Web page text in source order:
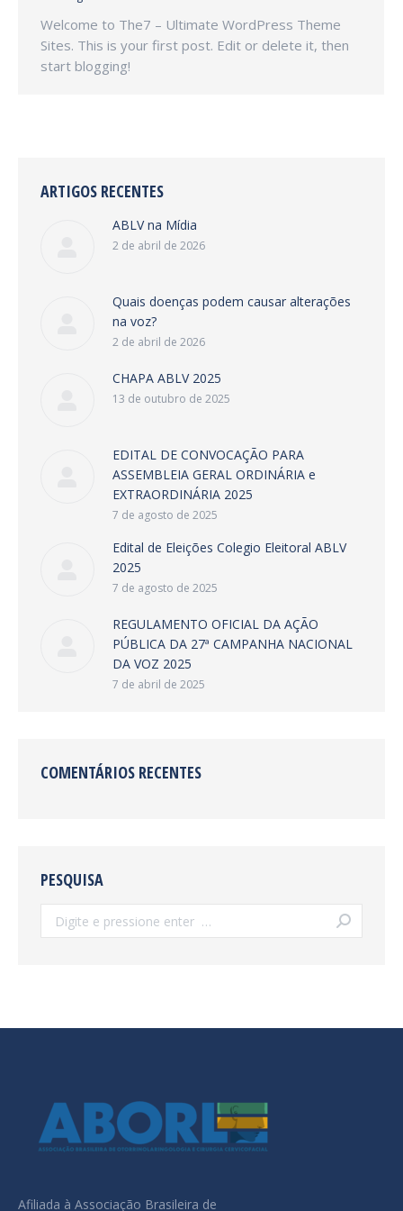
Welcome to The7 – Ultimate WordPress Theme
Sites. This is your first post. Edit or delete it, then
start blogging!
ARTIGOS RECENTES
ABLV na Mídia
2 de abril de 2026
Quais doenças podem causar alterações
na voz?
2 de abril de 2026
CHAPA ABLV 2025
13 de outubro de 2025
EDITAL DE CONVOCAÇÃO PARA
ASSEMBLEIA GERAL ORDINÁRIA e
EXTRAORDINÁRIA 2025
7 de agosto de 2025
Edital de Eleições Colegio Eleitoral ABLV
2025
7 de agosto de 2025
REGULAMENTO OFICIAL DA AÇÃO
PÚBLICA DA 27ª CAMPANHA NACIONAL
DA VOZ 2025
7 de abril de 2025
COMENTÁRIOS RECENTES
PESQUISA
Search:
Afiliada à Associação Brasileira de